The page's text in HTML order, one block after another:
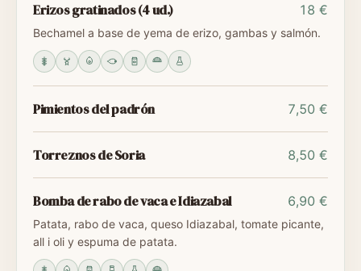
Erizos gratinados (4 ud.) 18 €
Bechamel a base de yema de erizo, gambas y salmón.
Pimientos del padrón 7,50 €
Torreznos de Soria 8,50 €
Bomba de rabo de vaca e Idiazabal 6,90 €
Patata, rabo de vaca, queso Idiazabal, tomate picante,
all i oli y espuma de patata.